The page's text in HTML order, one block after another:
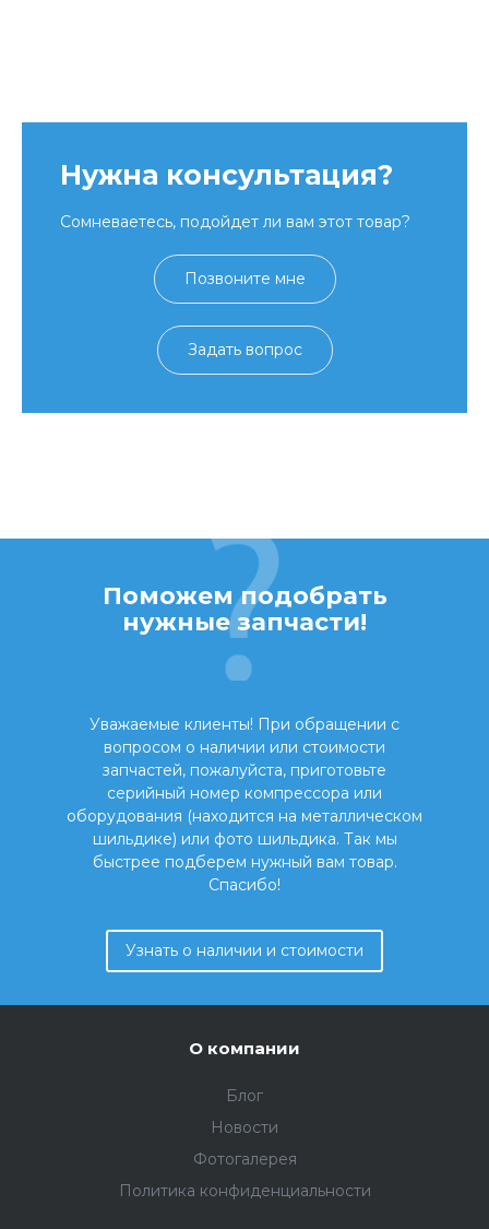
Нужна консультация?
Сомневаетесь, подойдет ли вам этот товар?
Позвоните мне
Задать вопрос
Поможем подобрать
нужные запчасти!
Уважаемые клиенты! При обращении с
вопросом о наличии или стоимости
запчастей, пожалуйста, приготовьте
серийный номер компрессора или
оборудования (находится на металлическом
шильдике) или фото шильдика. Так мы
быстрее подберем нужный вам товар.
Спасибо!
Узнать о наличии и стоимости
О компании
Блог
Новости
Фотогалерея
Политика конфиденциальности